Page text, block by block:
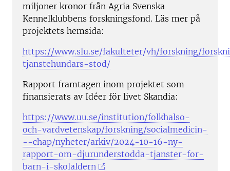
miljoner kronor från Agria Svenska
Kennelklubbens forskningsfond. Läs mer på
projektets hemsida:
https://www.slu.se/fakulteter/vh/forskning/
tjanstehundars-stod/
Rapport framtagen inom projektet som
finansierats av Idéer för livet Skandia:
https://www.uu.se/institution/folkhalso-
och-vardvetenskap/forskning/socialmedicin-
--chap/nyheter/arkiv/2024-10-16-ny-
rapport-om-djurunderstodda-tjanster-for-
barn-i-skolaldern